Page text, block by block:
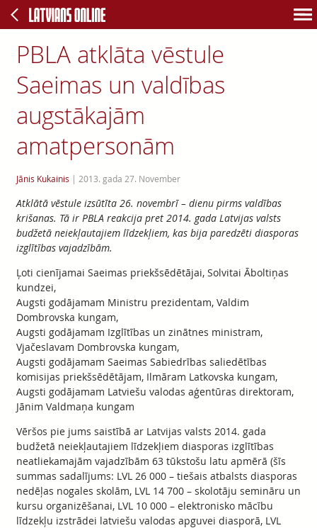
PBLA atklāta vēstule
Saeimas un valdības
augstākajām
amatpersonām
Jānis Kukainis | 2013. gada 27. November
Atklātā vēstule izsūtīta 26. novembrī – dienu pirms valdības
krišanas. Tā ir PBLA reakcija pret 2014. gada Latvijas valsts
budžetā neiekļautajiem līdzekļiem, kas bija paredzēti diasporas
izglītības vajadzībām.
Ļoti cienījamai Saeimas priekšsēdētājai, Solvitai Āboltiņas
kundzei,
Augsti godājamam Ministru prezidentam, Valdim
Dombrovska kungam,
Augsti godājamam Izglītības un zinātnes ministram,
Vjačeslavam Dombrovska kungam,
Augsti godājamam Saeimas Sabiedrības saliedētības
komisijas priekšsēdētājam, Ilmāram Latkovska kungam,
Augsti godājamam Latviešu valodas aģentūras direktoram,
Jānim Valdmaņa kungam
Vēršos pie jums saistībā ar Latvijas valsts 2014. gada
budžetā neiekļautajiem līdzekļiem diasporas izglītības
neatliekamajām vajadzībām 63 tūkstošu latu apmērā (šīs
summas sadalījums: LVL 26 000 – tiešais atbalsts diasporas
nedēļas nogales skolām, LVL 14 700 – skolotāju semināru un
kursu organizēšanai, LVL 10 000 – elektronisko mācību
līdzekļu izstrādei latviešu valodas apguvei diasporā, LVL